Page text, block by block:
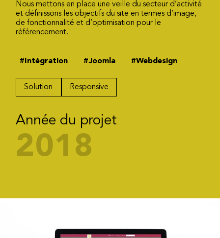
Nous mettons en place une veille du secteur d’activité
et définissons les objectifs du site en termes d’image,
de fonctionnalité et d’optimisation pour le
référencement.
#Intégration #Joomla #Webdesign
Solution Responsive
Année du projet
2018